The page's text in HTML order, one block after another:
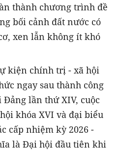
thành chương trình đề
bối cảnh đất nước có
xen lẫn không ít khó
kiện chính trị - xã hội
ngay sau thành công
lần thứ XIV, cuộc
khóa XVI và đại biểu
cấp nhiệm kỳ 2026 -
là Đại hội đầu tiên khi